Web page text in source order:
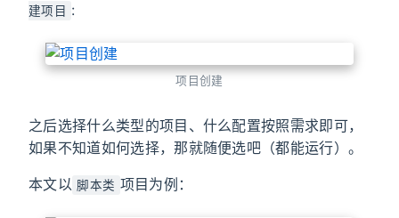
建项目 :
项目创建
之后选择什么类型的项目、什么配置按照需求即可，
如果不知道如何选择，那就随便选吧（都能运行）。
本文以 脚本类 项目为例：